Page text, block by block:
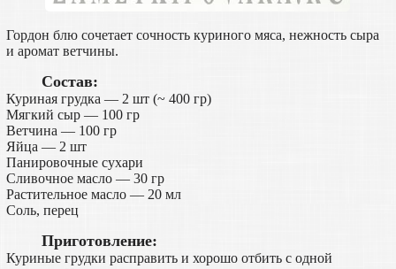
Гордон блю сочетает сочность куриного мяса, нежность сыра
и аромат ветчины.
Состав:
Куриная грудка — 2 шт (~ 400 гр)
Мягкий сыр — 100 гр
Ветчина — 100 гр
Яйца — 2 шт
Панировочные сухари
Сливочное масло — 30 гр
Растительное масло — 20 мл
Соль, перец
Приготовление:
Куриные грудки расправить и хорошо отбить с одной